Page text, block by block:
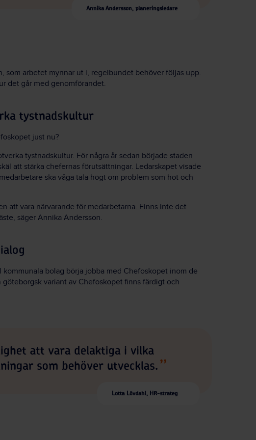
Annika Andersson, planeringsledare
som arbetet mynnar ut i, regelbundet behöver följas upp.
det går med genomförandet.
tystnadskultur
just nu?
tystnadskultur. För några år sedan började staden
att stärka chefernas förutsättningar. Ledarskapet visade
ska våga tala högt om problem som hot och
att vara närvarande för medarbetarna. Finns inte det
säger Annika Andersson.
bolag börja jobba med Chefoskopet inom de
variant av Chefoskopet finns färdigt och
att vara delaktiga i vilka
som behöver utvecklas.
Lotta Lövdahl, HR-strateg